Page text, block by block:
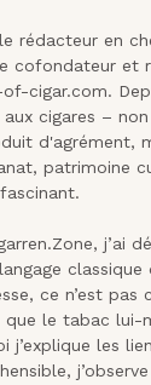
rédacteur en
cofondateur et
cigar.com.
aux cigares –
d'agrément,
patrimoine
j’ai
classique
ce n’est pas
que le tabac lui-
j’explique les